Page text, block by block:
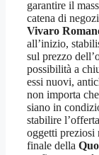
garantire il
catena di
Vivaro
all’inizio,
sul prezzo
possibilità a
essi nuovi,
non importa
siano in
stabilire
oggetti preziosi
finale della